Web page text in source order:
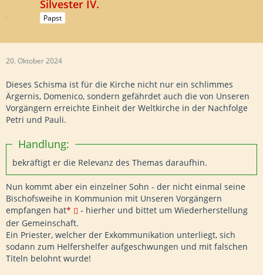
Silvester IV.
Papst
20. Oktober 2024
Dieses Schisma ist für die Kirche nicht nur ein schlimmes
Ärgernis, Domenico, sondern gefährdet auch die von Unseren
Vorgängern erreichte Einheit der Weltkirche in der Nachfolge
Petri und Pauli.
Handlung:
bekräftigt er die Relevanz des Themas daraufhin.
Nun kommt aber ein einzelner Sohn - der nicht einmal seine
Bischofsweihe in Kommunion mit Unseren Vorgängern
empfangen hat*
- hierher und bittet um Wiederherstellung
der Gemeinschaft.
Ein Priester, welcher der Exkommunikation unterliegt, sich
sodann zum Helfershelfer aufgeschwungen und mit falschen
Titeln belohnt wurde!